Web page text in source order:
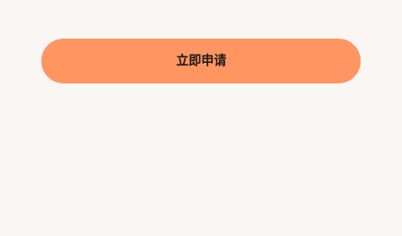
立即申请